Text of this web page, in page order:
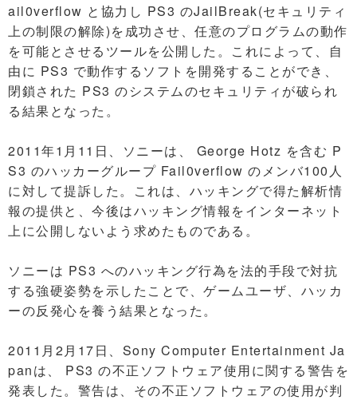
ail0verflow と協力し PS3 のJailBreak(セキュリティ
上の制限の解除)を成功させ、任意のプログラムの動作
を可能とさせるツールを公開した。これによって、自
由に PS3 で動作するソフトを開発することができ、
閉鎖された PS3 のシステムのセキュリティが破られ
る結果となった。
2011年1月11日、ソニーは、 George Hotz を含む P
S3 のハッカーグループ Fail0verflow のメンバ100人
に対して提訴した。これは、ハッキングで得た解析情
報の提供と、今後はハッキング情報をインターネット
上に公開しないよう求めたものである。
ソニーは PS3 へのハッキング行為を法的手段で対抗
する強硬姿勢を示したことで、ゲームユーザ、ハッカ
ーの反発心を養う結果となった。
2011月2月17日、Sony Computer Entertainment Ja
panは、 PS3 の不正ソフトウェア使用に関する警告を
発表した。警告は、その不正ソフトウェアの使用が判